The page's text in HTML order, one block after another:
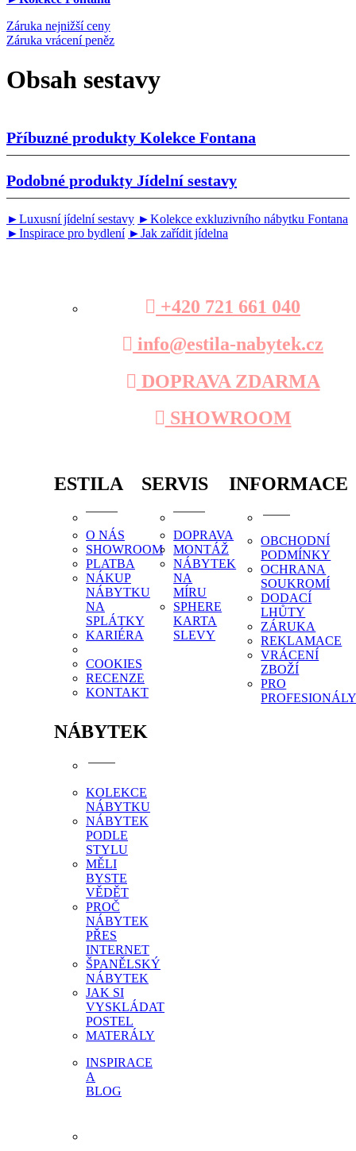
Záruka nejnižší ceny
Záruka vrácení peněz
Obsah sestavy
Příbuzné produkty Kolekce Fontana
Podobné produkty Jídelní sestavy
►Luxusní jídelní sestavy ►Kolekce exkluzivního nábytku Fontana
►Inspirace pro bydlení ►Jak zařídit jídelna
+420 721 661 040
info@estila-nabytek.cz
DOPRAVA ZDARMA
SHOWROOM
ESTILA
O NÁS
SHOWROOM
PLATBA
NÁKUP
NÁBYTKU
NA
SPLÁTKY
KARIÉRA
COOKIES
RECENZE
KONTAKT
SERVIS
DOPRAVA
MONTÁŽ
NÁBYTEK
NA
MÍRU
SPHERE
KARTA
SLEVY
INFORMACE
OBCHODNÍ
PODMÍNKY
OCHRANA
SOUKROMÍ
DODACÍ
LHŮTY
ZÁRUKA
REKLAMACE
VRÁCENÍ
ZBOŽÍ
PRO
NÁBYTEK
KOLEKCE
NÁBYTKU
NÁBYTEK
PODLE
STYLU
MĚLI
BYSTE
VĚDĚT
PROČ
NÁBYTEK
PŘES
INTERNET
ŠPANĚLSKÝ
NÁBYTEK
JAK SI
VYSKLÁDAT
POSTEL
MATERÁLY
INSPIRACE
A
BLOG